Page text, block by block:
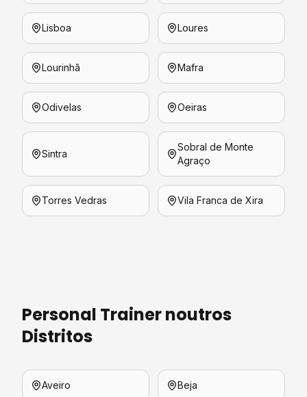
Lisboa Loures
Lourinhã Mafra
Odivelas Oeiras
Sintra
Sobral de Monte
Agraço
Torres Vedras Vila Franca de Xira
Personal Trainernoutros
Distritos
Aveiro Beja